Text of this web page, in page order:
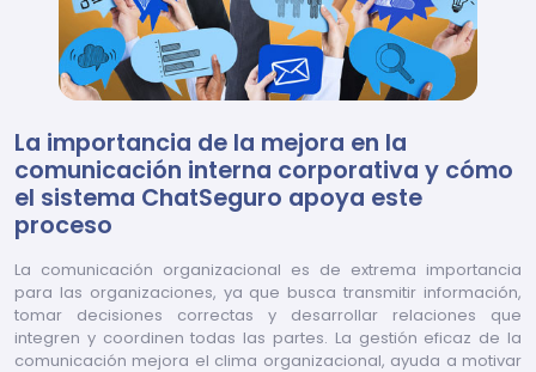
La importancia de la mejora en la
comunicación interna corporativa y cómo
el sistema ChatSeguro apoya este
proceso
La comunicación organizacional es de extrema importancia
para las organizaciones, ya que busca transmitir información,
tomar decisiones correctas y desarrollar relaciones que
integren y coordinen todas las partes. La gestión eficaz de la
comunicación mejora el clima organizacional, ayuda a motivar